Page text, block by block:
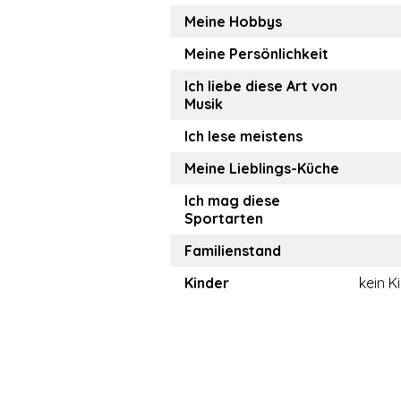
Meine Hobbys
Meine Persönlichkeit
Ich liebe diese Art von
Musik
Ich lese meistens
Meine Lieblings-Küche
Ich mag diese
Sportarten
Familienstand
Kinder
kein